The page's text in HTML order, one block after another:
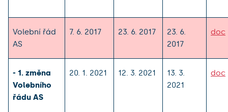
Volební řád
AS
7. 6. 2017 23. 6. 2017
23. 6.
2017
doc
- 1. změna
Volebního
řádu AS
20. 1. 2021 12. 3. 2021
13. 3.
2021
doc